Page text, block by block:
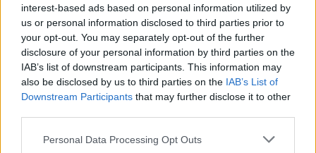
interest-based ads based on personal information utilized by
us or personal information disclosed to third parties prior to
your opt-out. You may separately opt-out of the further
disclosure of your personal information by third parties on the
IAB’s list of downstream participants. This information may
also be disclosed by us to third parties on the IAB’s List of
Downstream Participants that may further disclose it to other
Personal Data Processing Opt Outs
Vrsta enterijera Koža
Svjetla LED
Metalik
Digitalna klima
Komande na volanu